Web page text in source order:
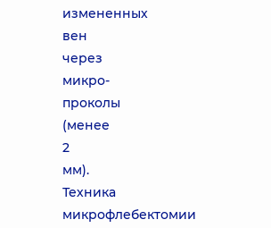
измененных
вен
через
микро-
проколы
(менее
2
мм).
Техника
микрофлебектомии